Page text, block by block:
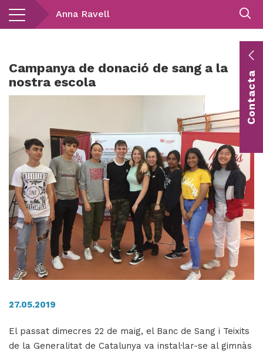
Vés
Anna Ravell
Campanya de donació de sang a la
nostra escola
27.05.2019
El passat dimecres 22 de maig, el Banc de Sang i Teixits
de la Generalitat de Catalunya va instal·lar-se al gimnàs
Contacta